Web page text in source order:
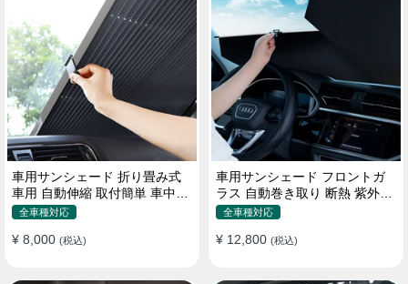
車用サンシェード 折り畳み式
車用 自動伸縮 取付簡単 車中泊
紫外線UVカット 仮眠 断熱
全車種対応
¥ 8,000 (税込)
車用サンシェード フロントガ
ラス 自動巻き取り 断熱 紫外線
UVカット 取付収納便利
全車種対応
¥ 12,800 (税込)